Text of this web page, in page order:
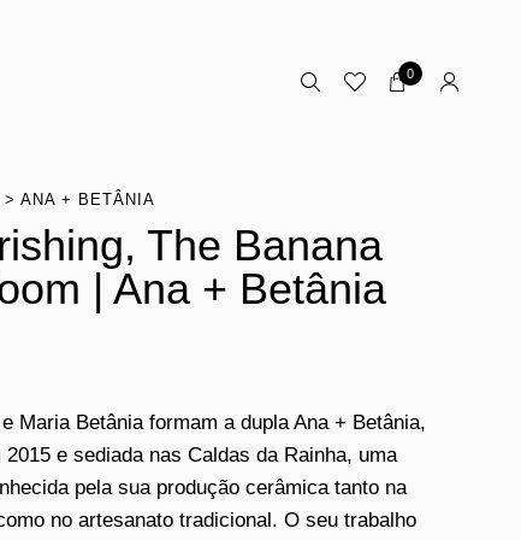
0
ANA + BETÂNIA
The Banana
| Ana + Betânia
Maria Betânia formam a dupla Ana + Betânia,
2015 e sediada nas Caldas da Rainha, uma
pela sua produção cerâmica tanto na
no artesanato tradicional. O seu trabalho